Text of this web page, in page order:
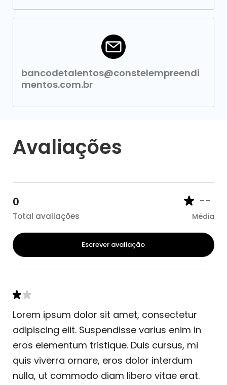
bancodetalentos@constelempreendi
mentos.com.br
Avaliações
0
Total avaliações
--
Média
Escrever avaliação
Lorem ipsum dolor sit amet, consectetur
adipiscing elit. Suspendisse varius enim in
eros elementum tristique. Duis cursus, mi
quis viverra ornare, eros dolor interdum
nulla, ut commodo diam libero vitae erat.